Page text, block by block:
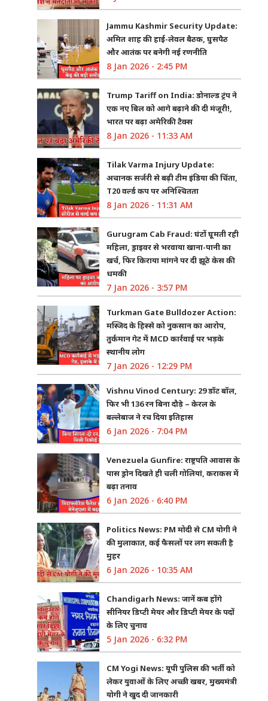
Jammu Kashmir Security Update:
अमित शाह की हाई-लेवल बैठक, घुसपैठ
और आतंक पर बनेगी नई रणनीति
8 Jan 2026 - 2:45 PM
Trump Tariff on India: डोनाल्ड ट्रंप ने
एक नए बिल को आगे बढ़ाने की दी मंजूरी!,
भारत पर बढ़ा अमेरिकी टैक्स
8 Jan 2026 - 11:33 AM
Tilak Varma Injury Update:
अचानक सर्जरी से बढ़ी टीम इंडिया की चिंता,
T20 वर्ल्ड कप पर अनिश्चितता
8 Jan 2026 - 11:31 AM
Gurugram Cab Fraud: घंटों घूमती रही
महिला, ड्राइवर से भरवाया खाना-पानी का
खर्च, फिर किराया मांगने पर दी झूठे केस की
धमकी
7 Jan 2026 - 3:57 PM
Turkman Gate Bulldozer Action:
मस्जिद के हिस्से को नुकसान का आरोप,
तुर्कमान गेट में MCD कार्रवाई पर भड़के
स्थानीय लोग
7 Jan 2026 - 12:29 PM
Vishnu Vinod Century: 29 डॉट बॉल,
फिर भी 136 रन बिना दौड़े – केरल के
बल्लेबाज ने रच दिया इतिहास
6 Jan 2026 - 7:04 PM
Venezuela Gunfire: राष्ट्रपति आवास के
पास ड्रोन दिखते ही चली गोलियां, कराकस में
बढ़ा तनाव
6 Jan 2026 - 6:40 PM
Politics News: PM मोदी से CM योगी ने
की मुलाकात, कई फैसलों पर लग सकती है
मुहर
6 Jan 2026 - 10:35 AM
Chandigarh News: जानें कब होंगे
सीनियर डिप्टी मेयर और डिप्टी मेयर के पदों
के लिए चुनाव
5 Jan 2026 - 6:32 PM
CM Yogi News: यूपी पुलिस की भर्ती को
लेकर युवाओं के लिए अच्छी खबर, मुख्यमंत्री
योगी ने खुद दी जानकारी